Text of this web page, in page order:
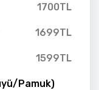
1700TL
1699TL
1599TL
Pamuk)